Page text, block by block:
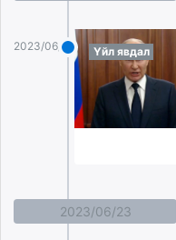
2023/06/27 Үйл явдал
2023/06/23